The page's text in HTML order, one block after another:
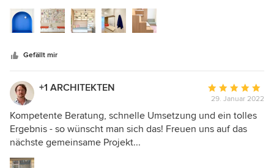
die nächste Zusammenarbeit!
Gefällt mir
+1 ARCHITEKTEN
Bewertung:
5
von
29. Januar 2022
Kompetente Beratung, schnelle Umsetzung und ein tolles
Ergebnis - so wünscht man sich das! Freuen uns auf das
nächste gemeinsame Projekt...